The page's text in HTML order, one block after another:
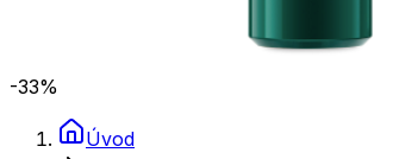
-33%
Úvod